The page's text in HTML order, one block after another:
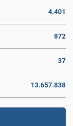
4.401
872
37
13.657.838